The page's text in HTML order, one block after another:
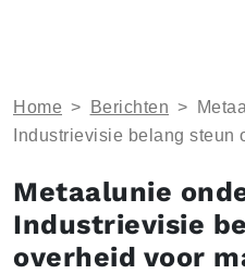
Home > Berichten >
Industrievisie belang steun
Metaalunie
Industrievisie
overheid voor